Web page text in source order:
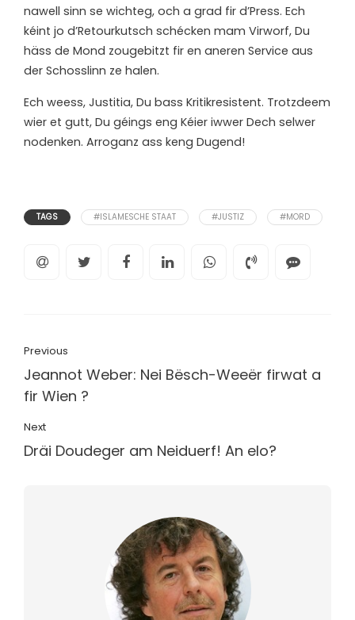
nawell sinn se wichteg, och a grad fir d’Press. Ech
kéint jo d’Retourkutsch schécken mam Virworf, Du
häss de Mond zougebitzt fir en aneren Service aus
der Schosslinn ze halen.
Ech weess, Justitia, Du bass Kritikresistent. Trotzdeem
wier et gutt, Du géings eng Kéier iwwer Dech selwer
nodenken. Arroganz ass keng Dugend!
TAGS #ISLAMESCHE STAAT #JUSTIZ #MORD
Previous
Jeannot Weber: Nei Bësch-Weeër firwat a
fir Wien ?
Next
Dräi Doudeger am Neiduerf! An elo?